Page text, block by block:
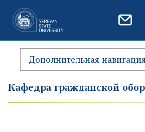
Дополнительная
Кафедра гражданской